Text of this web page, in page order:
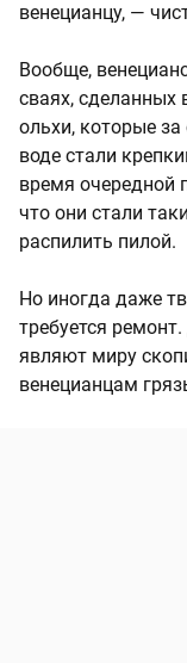
венецианцу, —
Вообще,
сваях, сделанных
ольхи, которые
воде стали
время очередной
что они стали
распилить пилой.
Но иногда даже
требуется
являют миру
венецианцам